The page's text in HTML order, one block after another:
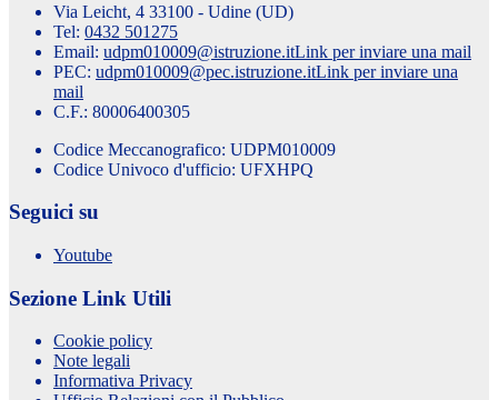
Via Leicht, 4 33100 - Udine (UD)
Tel: 0432 501275
Email: udpm010009@istruzione.itLink per inviare una mail
PEC: udpm010009@pec.istruzione.itLink per inviare una
mail
C.F.: 80006400305
Codice Meccanografico: UDPM010009
Codice Univoco d'ufficio: UFXHPQ
Seguici su
Youtube
Sezione Link Utili
Cookie policy
Note legali
Informativa Privacy